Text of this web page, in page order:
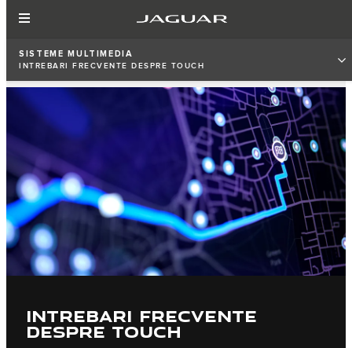
SISTEME MULTIMEDIA
INTREBARI FRECVENTE DESPRE TOUCH
INTREBARI FRECVENTE
DESPRE TOUCH